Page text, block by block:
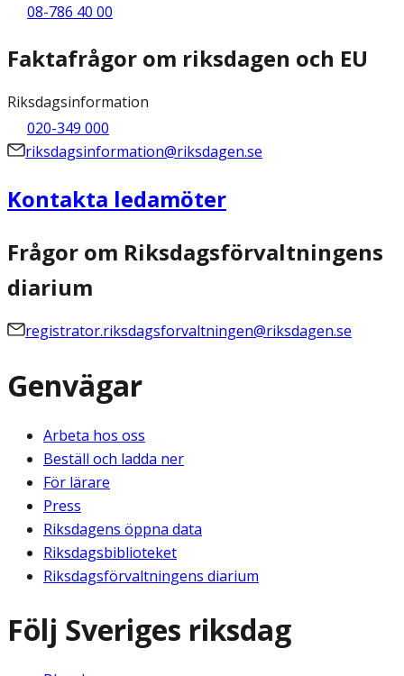
08-786 40 00
Faktafrågor om riksdagen och EU
Riksdagsinformation
020-349 000
riksdagsinformation@riksdagen.se
Kontakta ledamöter
Frågor om Riksdagsförvaltningens
diarium
registrator.riksdagsforvaltningen@riksdagen.se
Genvägar
Arbeta hos oss
Beställ och ladda ner
För lärare
Press
Riksdagens öppna data
Riksdagsbiblioteket
Riksdagsförvaltningens diarium
Följ Sveriges riksdag